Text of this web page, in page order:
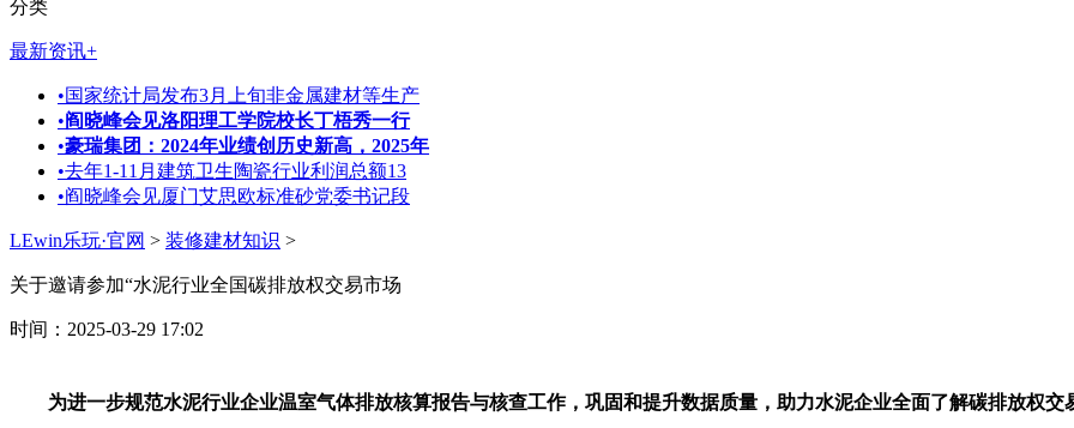
分类
最新资讯+
•国家统计局发布3月上旬非金属建材等生产
•阎晓峰会见洛阳理工学院校长丁梧秀一行
•豪瑞集团：2024年业绩创历史新高，2025年
•去年1-11月建筑卫生陶瓷行业利润总额13
•阎晓峰会见厦门艾思欧标准砂党委书记段
LEwin乐玩·官网 > 装修建材知识 >
关于邀请参加“水泥行业全国碳排放权交易市场
时间：2025-03-29 17:02
为进一步规范水泥行业企业温室气体排放核算报告与核查工作，巩固和提升数据质量，助力水泥企业全面了解碳排放权交